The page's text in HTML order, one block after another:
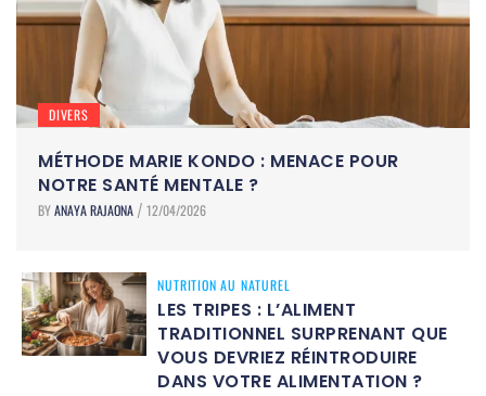
DIVERS
MÉTHODE MARIE KONDO : MENACE POUR
NOTRE SANTÉ MENTALE ?
BYANAYA RAJAONA / 12/04/2026
NUTRITION AU NATUREL
LES TRIPES : L’ALIMENT
TRADITIONNEL SURPRENANT QUE
VOUS DEVRIEZ RÉINTRODUIRE
DANS VOTRE ALIMENTATION ?